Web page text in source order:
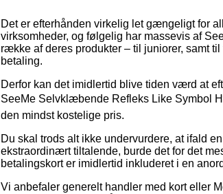
Det er efterhånden virkelig let gængeligt for
virksomheder, og følgelig har massevis af
række af deres produkter – til juniorer, samt
betaling.
Derfor kan det imidlertid blive tiden værd at
SeeMe Selvklæbende Refleks Like Symbol
den mindst kostelige pris.
Du skal trods alt ikke undervurdere, at ifald
ekstraordinært tiltalende, burde det for det
betalingskort er imidlertid inkluderet i en
Vi anbefaler generelt handler med kort eller